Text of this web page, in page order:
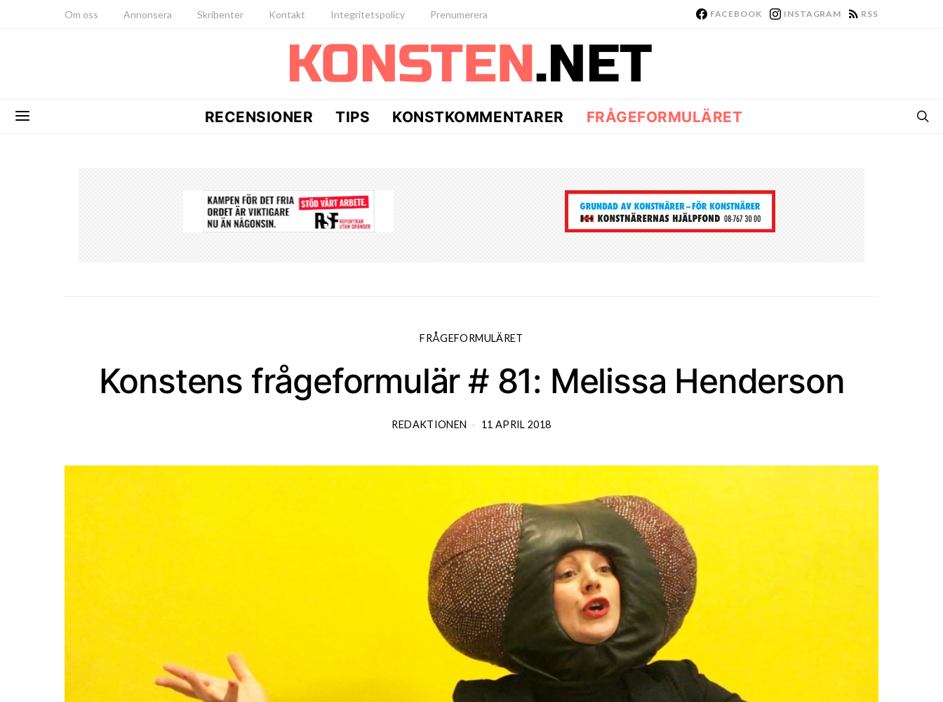
Om oss Annonsera Skribenter Kontakt Integritetspolicy Prenumerera FACEBOOK INSTAGRAM RSS
RECENSIONER TIPS KONSTKOMMENTARER FRÅGEFORMULÄRET
FRÅGEFORMULÄRET
Konstens frågeformulär # 81: Melissa Henderson
REDAKTIONEN 11 APRIL 2018